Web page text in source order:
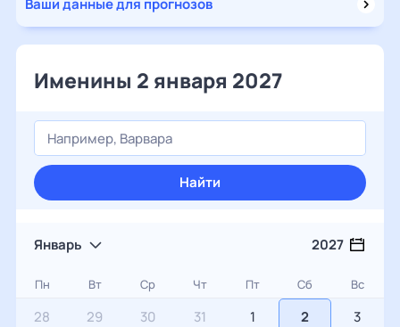
Ваши данные для прогнозов
Именины 2 января 2027
Найти
Январь 2027
Пн Вт Ср Чт Пт Сб Вс
28 29 30 31 1 2 3